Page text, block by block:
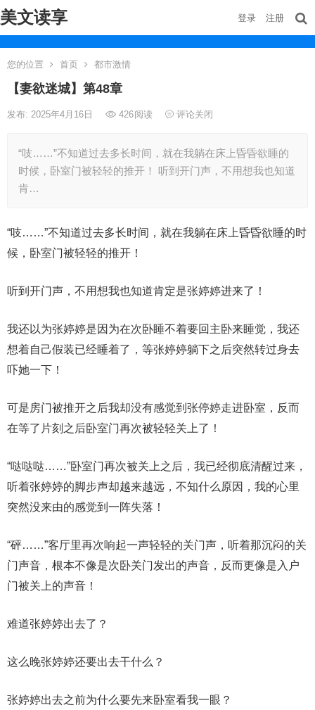
美文读享 登录 注册
您的位置 首页 都市激情
【妻欲迷城】第48章
发布: 2025年4月16日 426阅读 评论关闭
“吱……”不知道过去多长时间，就在我躺在床上昏昏欲睡的
时候，卧室门被轻轻的推开！ 听到开门声，不用想我也知道
肯…
“吱……”不知道过去多长时间，就在我躺在床上昏昏欲睡的时
候，卧室门被轻轻的推开！
听到开门声，不用想我也知道肯定是张婷婷进来了！
我还以为张婷婷是因为在次卧睡不着要回主卧来睡觉，我还
想着自己假装已经睡着了，等张婷婷躺下之后突然转过身去
吓她一下！
可是房门被推开之后我却没有感觉到张停婷走进卧室，反而
在等了片刻之后卧室门再次被轻轻关上了！
“哒哒哒……”卧室门再次被关上之后，我已经彻底清醒过来，
听着张婷婷的脚步声却越来越远，不知什么原因，我的心里
突然没来由的感觉到一阵失落！
“砰……”客厅里再次响起一声轻轻的关门声，听着那沉闷的关
门声音，根本不像是次卧关门发出的声音，反而更像是入户
门被关上的声音！
难道张婷婷出去了？
这么晚张婷婷还要出去干什么？
张婷婷出去之前为什么要先来卧室看我一眼？